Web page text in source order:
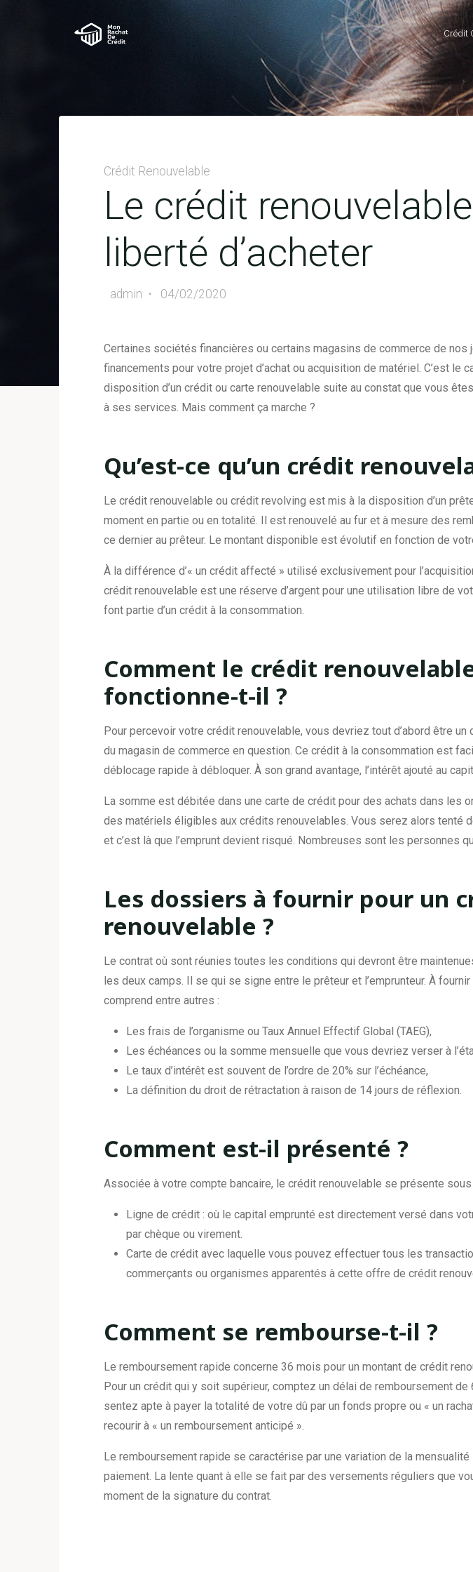
Crédit
Crédit Renouvelable
Le crédit
liberté d’acheter
admin 04/02/2020
Certaines sociétés financières ou certains magasins de commerce de nos
financements pour votre projet d’achat ou acquisition de matériel. C’est le
disposition d’un crédit ou carte renouvelable suite au constat que vous
à ses services. Mais comment ça marche ?
Qu’est-ce qu’un crédit
Le crédit renouvelable ou crédit revolving est mis à la disposition d’un
moment en partie ou en totalité. Il est renouvelé au fur et à mesure des
ce dernier au prêteur. Le montant disponible est évolutif en fonction de
À la différence d’« un crédit affecté » utilisé exclusivement pour
crédit renouvelable est une réserve d’argent pour une utilisation libre de
font partie d’un crédit à la consommation.
Comment le crédit
fonctionne-t-il ?
Pour percevoir votre crédit renouvelable, vous devriez tout d’abord être un
du magasin de commerce en question. Ce crédit à la consommation est
déblocage rapide à débloquer. À son grand avantage, l’intérêt ajouté au
La somme est débitée dans une carte de crédit pour des achats dans les
des matériels éligibles aux crédits renouvelables. Vous serez alors tenté
et c’est là que l’emprunt devient risqué. Nombreuses sont les personnes
Les dossiers à fournir pour un
renouvelable ?
Le contrat où sont réunies toutes les conditions qui devront être
les deux camps. Il se qui se signe entre le prêteur et l’emprunteur. À
comprend entre autres :
Les frais de l’organisme ou Taux Annuel Effectif Global (TAEG),
Les échéances ou la somme mensuelle que vous devriez verser à
Le taux d’intérêt est souvent de l’ordre de 20% sur l’échéance,
La définition du droit de rétractation à raison de 14 jours de réflexion.
Comment est-il présenté ?
Associée à votre compte bancaire, le crédit renouvelable se présente
Ligne de crédit : où le capital emprunté est directement versé dans
par chèque ou virement.
Carte de crédit avec laquelle vous pouvez effectuer tous les
commerçants ou organismes apparentés à cette offre de crédit
Comment se rembourse-t-il ?
Le remboursement rapide concerne 36 mois pour un montant de crédit
Pour un crédit qui y soit supérieur, comptez un délai de remboursement de
sentez apte à payer la totalité de votre dû par un fonds propre ou « un
recourir à « un remboursement anticipé ».
Le remboursement rapide se caractérise par une variation de la
paiement. La lente quant à elle se fait par des versements réguliers que
moment de la signature du contrat.